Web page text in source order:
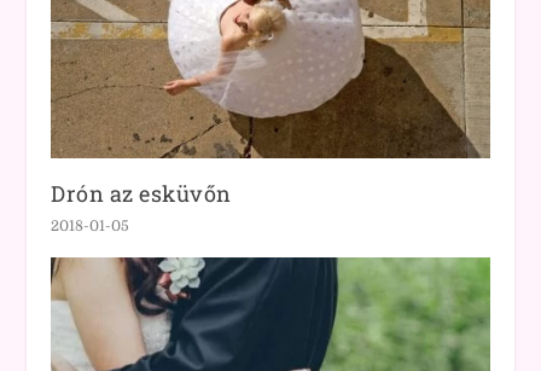
Drón az esküvőn
2018-01-05